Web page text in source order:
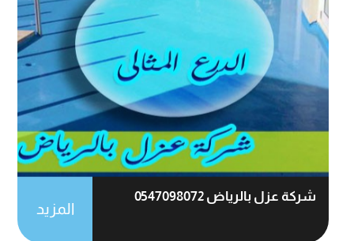
شركة عزل بالرياض 0547098072
المزيد